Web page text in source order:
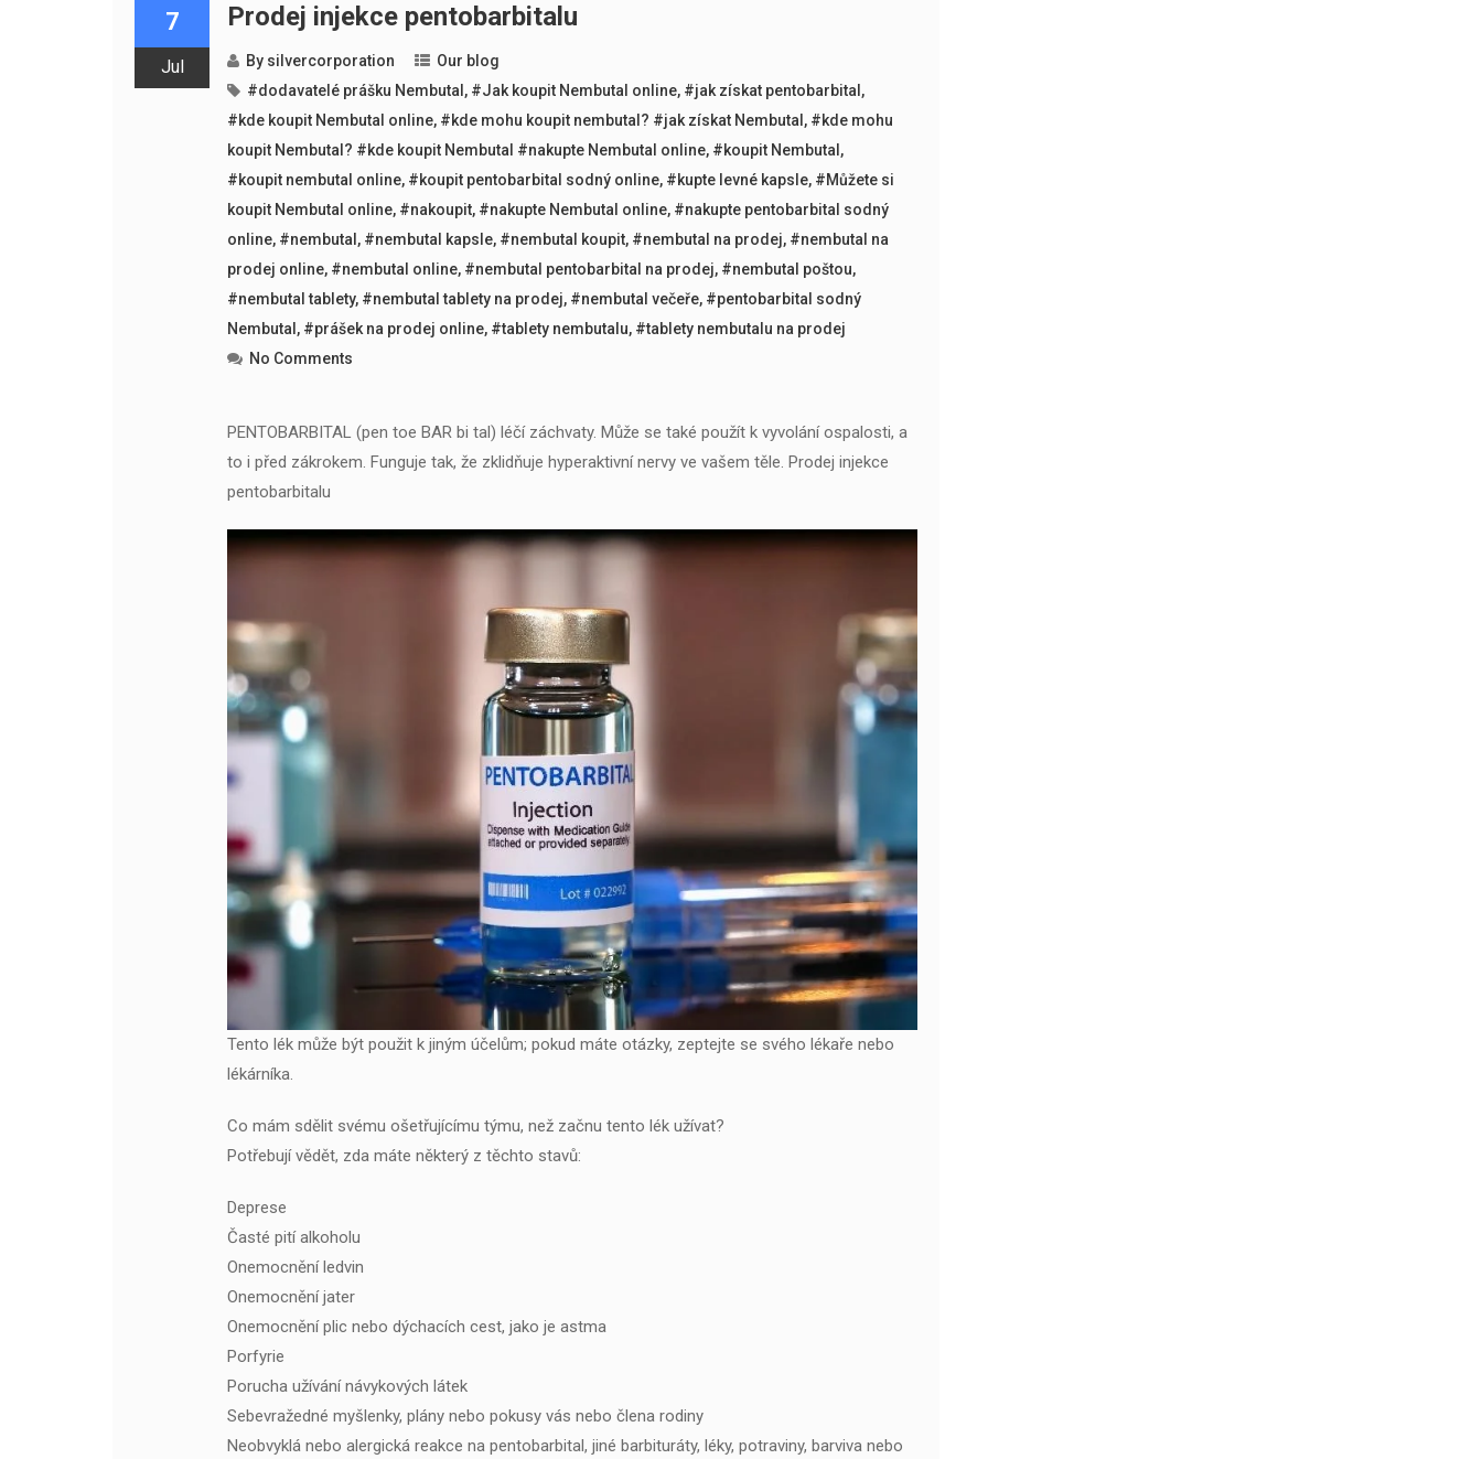
7
Jul
Prodej injekce pentobarbitalu
By silvercorporation
Our blog
#dodavatelé prášku Nembutal , #Jak koupit Nembutal online, #jak získat pentobarbital ,
#kde koupit Nembutal online, #kde mohu koupit nembutal? #jak získat Nembutal , #kde mohu
koupit Nembutal? #kde koupit Nembutal #nakupte Nembutal online, #koupit Nembutal ,
#koupit nembutal online, #koupit pentobarbital sodný online, #kupte levné kapsle, #Můžete si
koupit Nembutal online, #nakoupit, #nakupte Nembutal online, #nakupte pentobarbital sodný
online, #nembutal , #nembutal kapsle, #nembutal koupit, #nembutal na prodej, #nembutal na
prodej online, #nembutal online, #nembutal pentobarbital na prodej, #nembutal poštou,
#nembutal tablety, #nembutal tablety na prodej, #nembutal večeře, #pentobarbital sodný
Nembutal , #prášek na prodej online, #tablety nembutalu, #tablety nembutalu na prodej
No Comments
PENTOBARBITAL (pen toe BAR bi tal) léčí záchvaty. Může se také použít k vyvolání ospalosti, a
to i před zákrokem. Funguje tak, že zklidňuje hyperaktivní nervy ve vašem těle. Prodej injekce
pentobarbitalu
Tento lék může být použit k jiným účelům; pokud máte otázky, zeptejte se svého lékaře nebo
lékárníka.
Co mám sdělit svému ošetřujícímu týmu, než začnu tento lék užívat?
Potřebují vědět, zda máte některý z těchto stavů:
Deprese
Časté pití alkoholu
Onemocnění ledvin
Onemocnění jater
Onemocnění plic nebo dýchacích cest, jako je astma
Porfyrie
Porucha užívání návykových látek
Sebevražedné myšlenky, plány nebo pokusy vás nebo člena rodiny
Neobvyklá nebo alergická reakce na pentobarbital, jiné barbituráty, léky, potraviny, barviva nebo